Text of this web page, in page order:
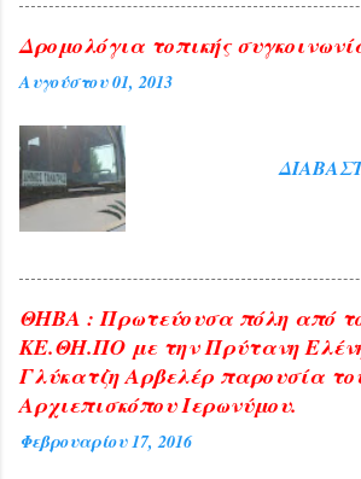
της Κυβέρνησης για
καίριων ζητημάτων,
την κύρια ευθύνη. Η
πολιτικής, αλλά και η
Δρομολόγια τοπικής
Αυγούστου 01, 2013
ΘΗΒΑ : Πρωτεύουσα πόλη από
ΚΕ.ΘΗ.ΠΟ με την Πρύτανη
Γλύκατζη Αρβελέρ παρουσία
Αρχιεπισκόπου Ιερωνύμου.
Φεβρουαρίου 17, 2016